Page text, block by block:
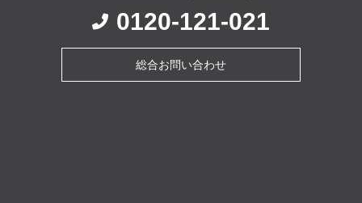
0120-121-021
総合お問い合わせ